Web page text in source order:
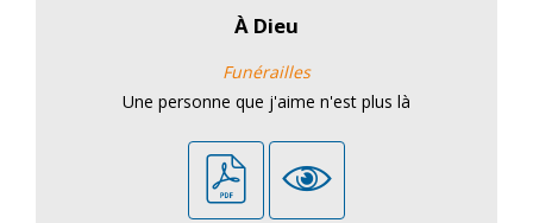
À Dieu
Funérailles
Une personne que j'aime n'est plus là